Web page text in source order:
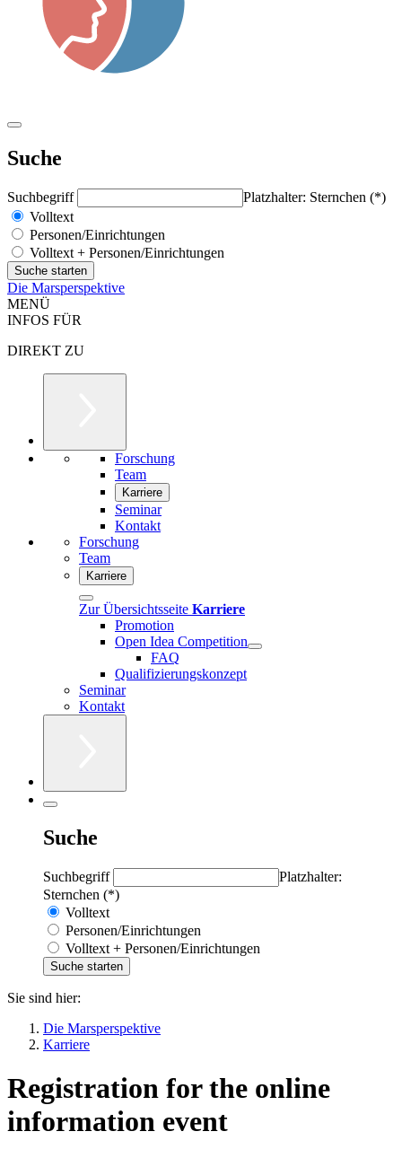
Suche
Suchbegriff
Platzhalter: Sternchen (*)
Volltext
Personen/Einrichtungen
Volltext + Personen/Einrichtungen
Die Marsperspektive
MENÜ
INFOS FÜR
DIREKT ZU
Forschung
Team
Karriere
Seminar
Kontakt
Forschung
Team
Karriere
Zur Übersichtsseite Karriere
Promotion
Open Idea Competition
FAQ
Qualifizierungskonzept
Seminar
Kontakt
Suche
Suchbegriff
Platzhalter:
Sternchen (*)
Volltext
Personen/Einrichtungen
Volltext + Personen/Einrichtungen
Sie sind hier:
Die Marsperspektive
Karriere
Registration for the online
information event